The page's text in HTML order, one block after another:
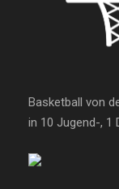
Basketball von
in 10 Jugend-, 1